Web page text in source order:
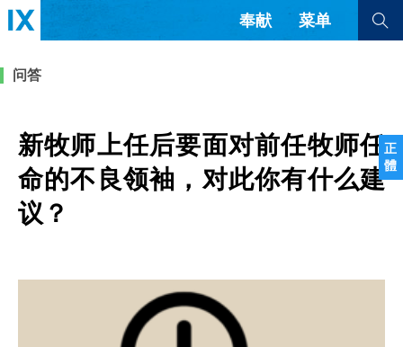
正
體
奉献 菜单
来信
福音传讲与宣教 成员制与教会纪律
团契生活与祷告
查看全部
查看全部
葡萄牙语
达里语
罗马尼亚语
问答
新牧师上任后要面对前任牧师任
命的不良领袖，对此你有什么建
议？